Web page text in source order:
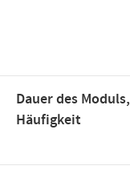
Dauer des Moduls,
Häufigkeit